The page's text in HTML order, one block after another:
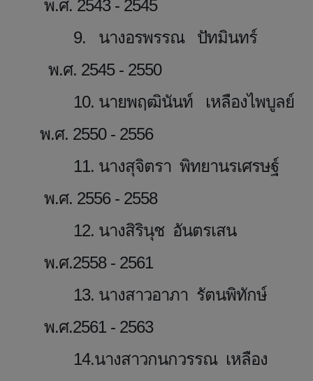
พ.ศ. 2543 - 2545
9. นางอรพรรณ ปัทมินทร์
พ.ศ. 2545 - 2550
10. นายพฤฒินันท์ เหลืองไพบูลย์
พ.ศ. 2550 - 2556
11. นางสุจิตรา พิทยานรเศรษฐ์
พ.ศ. 2556 - 2558
12. นางสิรินุช อันตรเสน
พ.ศ.2558 - 2561
13. นางสาวอาภา รัตนพิทักษ์
พ.ศ.2561 - 2563
14.นางสาวกนกวรรณ เหลือง